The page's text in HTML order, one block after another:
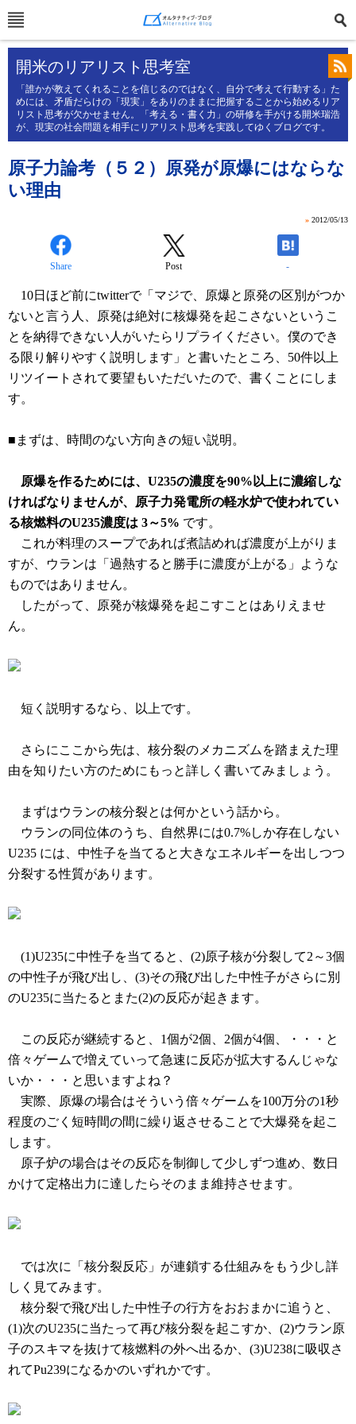
開米のリアリスト思考室
「誰かが教えてくれることを信じるのではなく、自分で考えて行動する」た
めには、矛盾だらけの「現実」をありのままに把握することから始めるリア
リスト思考が欠かせません。「考える・書く力」の研修を手がける開米瑞浩
が、現実の社会問題を相手にリアリスト思考を実践してゆくブログです。
原子力論考（５２）原発が原爆にはならな
い理由
» 2012/05/13
Share Post -
10日ほど前にtwitterで「マジで、原爆と原発の区別がつか
ないと言う人、原発は絶対に核爆発を起こさないというこ
とを納得できない人がいたらリプライください。僕のでき
る限り解りやすく説明します」と書いたところ、50件以上
リツイートされて要望もいただいたので、書くことにしま
す。
■まずは、時間のない方向きの短い説明。
原爆を作るためには、U235の濃度を90%以上に濃縮しな
ければなりませんが、原子力発電所の軽水炉で使われてい
る核燃料のU235濃度は 3～5% です。
これが料理のスープであれば煮詰めれば濃度が上がりま
すが、ウランは「過熱すると勝手に濃度が上がる」ような
ものではありません。
したがって、原発が核爆発を起こすことはありえませ
ん。
短く説明するなら、以上です。
さらにここから先は、核分裂のメカニズムを踏まえた理
由を知りたい方のためにもっと詳しく書いてみましょう。
まずはウランの核分裂とは何かという話から。
ウランの同位体のうち、自然界には0.7%しか存在しない
U235 には、中性子を当てると大きなエネルギーを出しつつ
分裂する性質があります。
(1)U235に中性子を当てると、(2)原子核が分裂して2～3個
の中性子が飛び出し、(3)その飛び出した中性子がさらに別
のU235に当たるとまた(2)の反応が起きます。
この反応が継続すると、1個が2個、2個が4個、・・・と
倍々ゲームで増えていって急速に反応が拡大するんじゃな
いか・・・と思いますよね？
実際、原爆の場合はそういう倍々ゲームを100万分の1秒
程度のごく短時間の間に繰り返させることで大爆発を起こ
します。
原子炉の場合はその反応を制御して少しずつ進め、数日
かけて定格出力に達したらそのまま維持させます。
では次に「核分裂反応」が連鎖する仕組みをもう少し詳
しく見てみます。
核分裂で飛び出した中性子の行方をおおまかに追うと、
(1)次のU235に当たって再び核分裂を起こすか、(2)ウラン原
子のスキマを抜けて核燃料の外へ出るか、(3)U238に吸収さ
れてPu239になるかのいずれかです。